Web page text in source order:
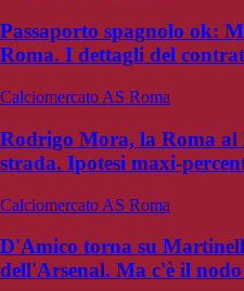
Passaporto spagnolo ok:
Roma. I dettagli del
Calciomercato AS Roma
Rodrigo Mora, la Roma al
strada. Ipotesi maxi-
Calciomercato AS Roma
D'Amico torna su
dell'Arsenal. Ma c'è il